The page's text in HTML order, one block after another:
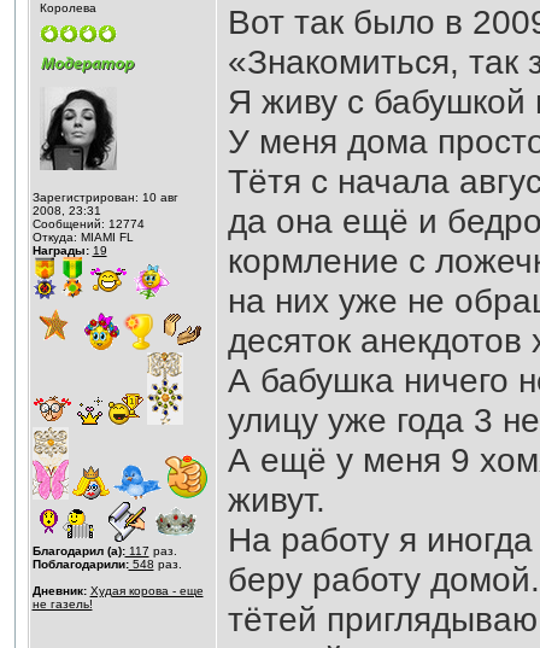
Королева
Зарегистрирован: 10 авг
2008, 23:31
Сообщений: 12774
Откуда: MIAMI FL
Награды: 19
Благодарил (а):117 раз.
Поблагодарили:548 раз.
Дневник: Худая корова - еще
не газель!
Вот так было в
«Знакомиться, так
Я живу с бабушкой
У меня дома
Тётя с начала
да она ещё и
кормление с
на них уже не
десяток
А бабушка ничего
улицу уже года 3
А ещё у меня 9
живут.
На работу я
беру работу
тётей